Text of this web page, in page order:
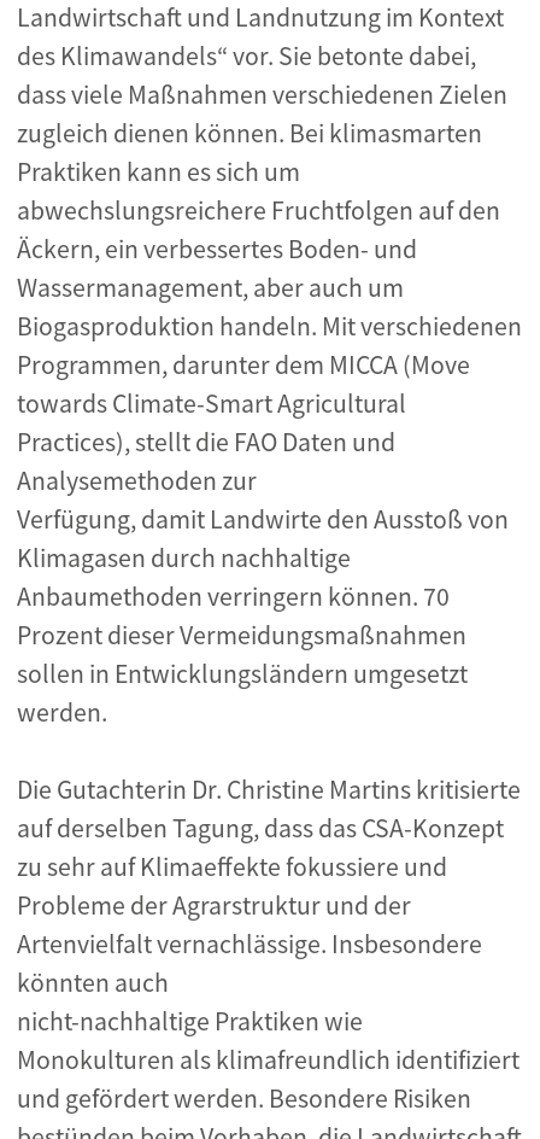
Landwirtschaft und Landnutzung im Kontext
des Klimawandels“ vor. Sie betonte dabei,
dass viele Maßnahmen verschiedenen Zielen
zugleich dienen können. Bei klimasmarten
Praktiken kann es sich um
abwechslungsreichere Fruchtfolgen auf den
Äckern, ein verbessertes Boden- und
Wassermanagement, aber auch um
Biogasproduktion handeln. Mit verschiedenen
Programmen, darunter dem MICCA (Move
towards Climate-Smart Agricultural
Practices), stellt die FAO Daten und
Analysemethoden zur
Verfügung, damit Landwirte den Ausstoß von
Klimagasen durch nachhaltige
Anbaumethoden verringern können. 70
Prozent dieser Vermeidungsmaßnahmen
sollen in Entwicklungsländern umgesetzt
werden.
Die Gutachterin Dr. Christine Martins kritisierte
auf derselben Tagung, dass das CSA-Konzept
zu sehr auf Klimaeffekte fokussiere und
Probleme der Agrarstruktur und der
Artenvielfalt vernachlässige. Insbesondere
könnten auch
nicht-nachhaltige Praktiken wie
Monokulturen als klimafreundlich identifiziert
und gefördert werden. Besondere Risiken